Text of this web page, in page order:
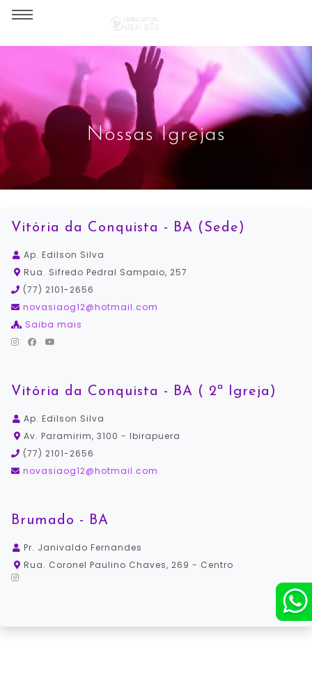
Nossas Igrejas
Vitória da Conquista - BA (Sede)
Ap. Edilson Silva
Rua. Sifredo Pedral Sampaio, 257
(77) 2101-2656
novasiaog12@hotmail.com
Saiba mais
Vitória da Conquista - BA ( 2ª Igreja)
Ap. Edilson Silva
Av. Paramirim, 3100 - Ibirapuera
(77) 2101-2656
novasiaog12@hotmail.com
Brumado - BA
Pr. Janivaldo Fernandes
Rua. Coronel Paulino Chaves, 269 - Centro